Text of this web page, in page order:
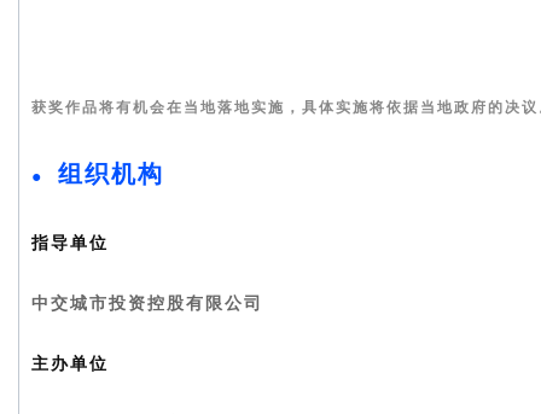
获奖作品将有机会在当地落地实施，具体实施将依据当地政府的决
● 组织机构
指导单位
中交城市投资控股有限公司
主办单位